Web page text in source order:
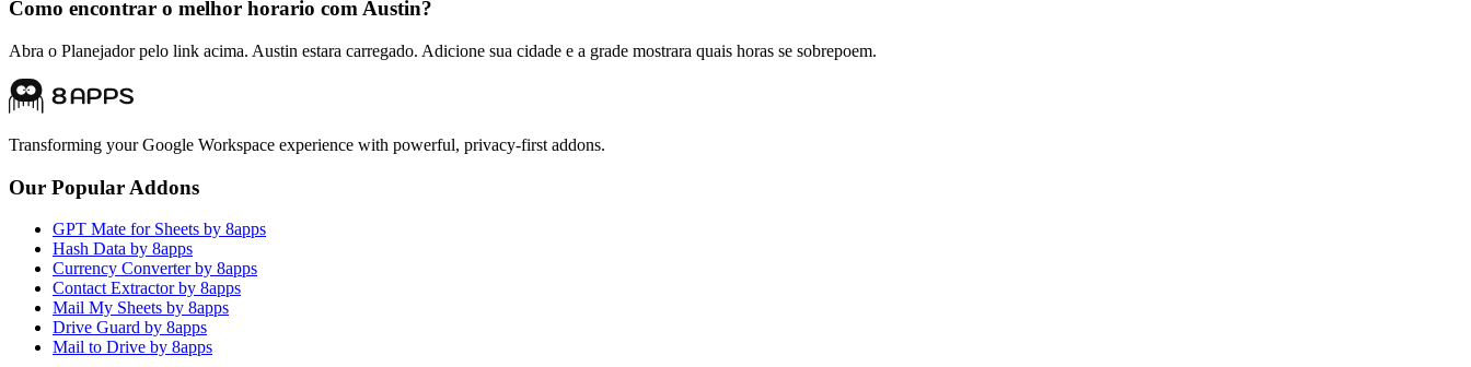
Como encontrar o melhor horario com Austin?
Abra o Planejador pelo link acima. Austin estara carregado. Adicione sua cidade e a grade mostrara quais horas se sobrepoem.
Transforming your Google Workspace experience with powerful, privacy-first addons.
Our Popular Addons
GPT Mate for Sheets by 8apps
Hash Data by 8apps
Currency Converter by 8apps
Contact Extractor by 8apps
Mail My Sheets by 8apps
Drive Guard by 8apps
Mail to Drive by 8apps